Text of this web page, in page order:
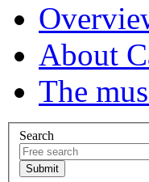
About
The
Search